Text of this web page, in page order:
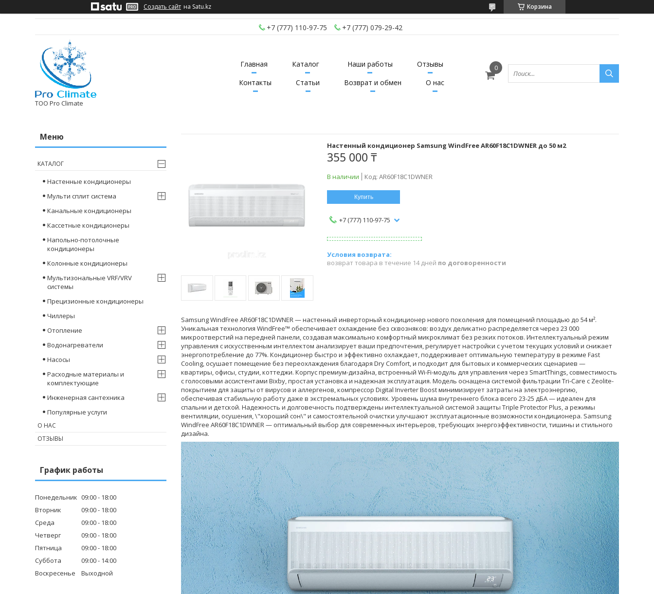
Создать сайт на Satu.kz Корзина
+7 (777) 110-97-75 +7 (777) 079-29-42
ТОО Pro Climate
Главная Каталог Наши работы
Отзывы
Контакты
Статьи Возврат и обмен О нас
Настенный кондиционер Samsung WindFree AR60F18C1DWNER до 50 м2
355 000 ₸
В наличии Код: AR60F18C1DWNER
Купить
+7 (777) 110-97-75
возврат товара в течение 14 дней по договоренности
Samsung WindFree AR60F18C1DWNER — настенный инверторный кондиционер нового поколения для помещений площадью до 54 м².
Уникальная технология WindFree™ обеспечивает охлаждение без сквозняков: воздух деликатно распределяется через 23 000
микроотверстий на передней панели, создавая максимально комфортный микроклимат без резких потоков. Интеллектуальный режим
управления с искусственным интеллектом анализирует ваши предпочтения, регулирует настройки с учетом текущих условий и снижает
энергопотребление до 77%. Кондиционер быстро и эффективно охлаждает, поддерживает оптимальную температуру в режиме Fast
Cooling, осушает помещение без переохлаждения благодаря Dry Comfort, и подходит для бытовых и коммерческих сценариев —
квартиры, офисы, студии, коттеджи. Корпус премиум-дизайна, встроенный Wi-Fi-модуль для управления через SmartThings, совместимость
с голосовыми ассистентами Bixby, простая установка и надежная эксплуатация. Модель оснащена системой фильтрации Tri-Care с Zeolite-
покрытием для защиты от вирусов и аллергенов, компрессор Digital Inverter Boost минимизирует затраты на электроэнергию,
обеспечивая стабильную работу даже в экстремальных условиях. Уровень шума внутреннего блока всего 23-25 дБА — идеален для
спальни и детской. Надежность и долговечность подтверждены интеллектуальной системой защиты Triple Protector Plus, а режимы
вентиляции, осушения, \"хороший сон\" и самостоятельной очистки улучшают эксплуатационные возможности кондиционера. Samsung
WindFree AR60F18C1DWNER — оптимальный выбор для современных интерьеров, требующих энергоэффективности, тишины и стильного
дизайна.
КАТАЛОГ
Настенные кондиционеры
Мульти сплит система
Канальные кондиционеры
Кассетные кондиционеры
Напольно-потолочные
кондиционеры
Колонные кондиционеры
Мультизональные VRF/VRV
системы
Прецизионные кондиционеры
Чиллеры
Отопление
Водонагреватели
Насосы
Расходные материалы и
комплектующие
Инженерная сантехника
Популярные услуги
О НАС
ОТЗЫВЫ
График работы
Понедельник 09:00
18:00
Вторник
09:00
18:00
Среда
09:00
18:00
Четверг
09:00
18:00
Пятница
09:00
18:00
Суббота
09:00
14:00
Воскресенье
Выходной